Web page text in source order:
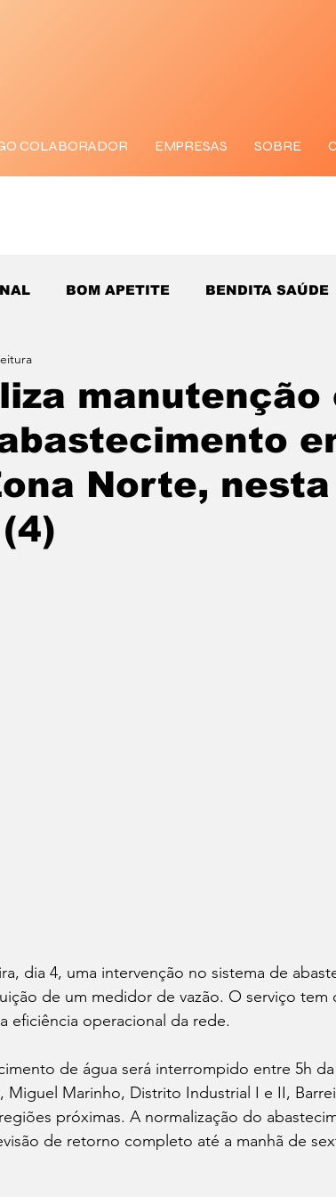
COLABORADOR EMPRESAS SOBRE
BOM APETITE BENDITA SAÚDE
manutenção
Norte, nesta
dia 4, uma intervenção no sistema de
de um medidor de vazão. O serviço tem
eficiência operacional da rede.
de água será interrompido entre 5h da
Miguel Marinho, Distrito Industrial I e II,
próximas. A normalização do
de retorno completo até a manhã de